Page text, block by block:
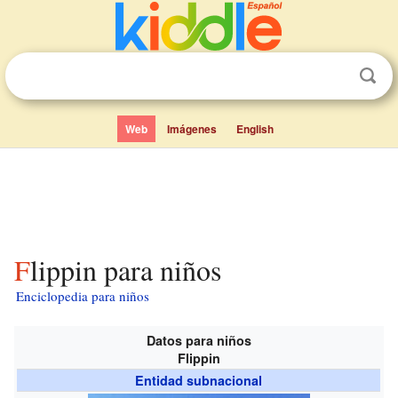
Web Imágenes English
Flippin para niños
Enciclopedia para niños
Datos para niños
Flippin
Entidad subnacional